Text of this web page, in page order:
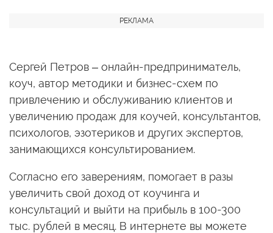
Сергей Петров – онлайн-предприниматель,
коуч, автор методики и бизнес-схем по
привлечению и обслуживанию клиентов и
увеличению продаж для коучей, консультантов,
психологов, эзотериков и других экспертов,
занимающихся консультированием.
Согласно его заверениям, помогает в разы
увеличить свой доход от коучинга и
консультаций и выйти на прибыль в 100-300
тыс. рублей в месяц. В интернете вы можете